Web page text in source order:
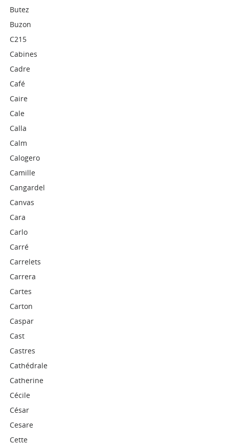
Butez
Buzon
C215
Cabines
Cadre
Café
Caire
Cale
Calla
Calm
Calogero
Camille
Cangardel
Canvas
Cara
Carlo
Carré
Carrelets
Carrera
Cartes
Carton
Caspar
Cast
Castres
Cathédrale
Catherine
Cécile
César
Cesare
Cette